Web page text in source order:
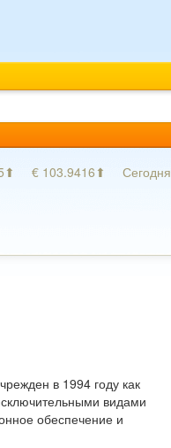
€ 103.9416⬆ Сегодня
в 1994 году как
видами
обеспечение и